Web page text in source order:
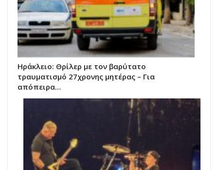
Ηράκλειο: Θρίλερ με τον βαρύτατο
τραυματισμό 27χρονης μητέρας – Για
απόπειρα…